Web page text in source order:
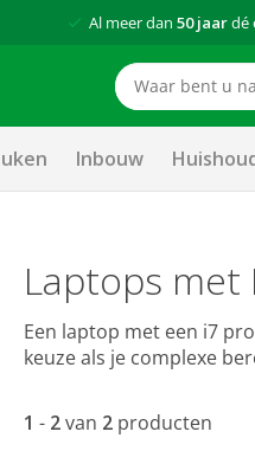
Al meer dan50 jaardé
Inbouw
Laptops met
Een laptop met een i7
keuze als je complexe
1 - 2van 2 producten